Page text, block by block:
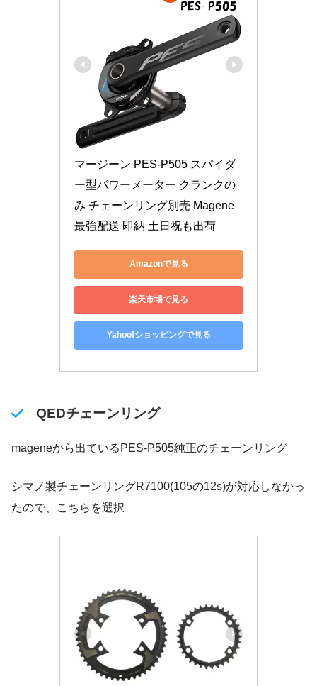
マージーン PES-P505 スパイダ
ー型パワーメーター クランクの
み チェーンリング別売 Magene
最強配送 即納 土日祝も出荷
Amazonで見る
楽天市場で見る
Yahoo!ショッピングで見る
QEDチェーンリング
mageneから出ているPES-P505純正のチェーンリング
シマノ製チェーンリングR7100(105の12s)が対応しなかっ
たので、こちらを選択